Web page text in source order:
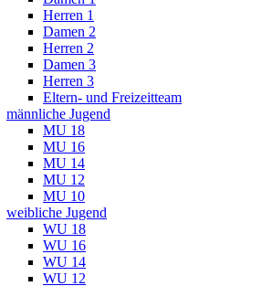
Herren 1
Damen 2
Herren 2
Damen 3
Herren 3
Eltern- und Freizeitteam
männliche Jugend
MU 18
MU 16
MU 14
MU 12
MU 10
weibliche Jugend
WU 18
WU 16
WU 14
WU 12